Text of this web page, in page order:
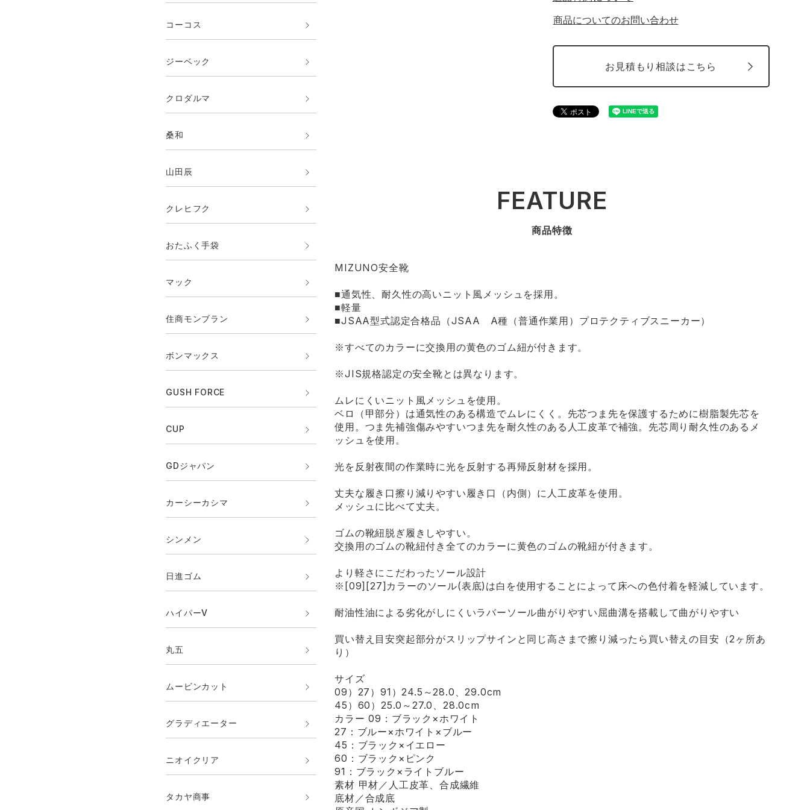
コーコス
ジーベック
クロダルマ
桑和
山田辰
クレヒフク
おたふく手袋
マック
住商モンブラン
ボンマックス
GUSH FORCE
CUP
GDジャパン
カーシーカシマ
シンメン
日進ゴム
ハイパーV
丸五
ムービンカット
グラディエーター
ニオイクリア
タカヤ商事
商品についてのお問い合わせ
お見積もり相談はこちら
FEATURE
商品特徴
MIZUNO安全靴
■通気性、耐久性の高いニット風メッシュを採用。
■軽量
■JSAA型式認定合格品（JSAA A種（普通作業用）プロテクティブスニーカー）
※すべてのカラーに交換用の黄色のゴム紐が付きます。
※JIS規格認定の安全靴とは異なります。
ムレにくいニット風メッシュを使用。
ベロ（甲部分）は通気性のある構造でムレにくく。先芯つま先を保護するために樹脂製先芯を
使用。つま先補強傷みやすいつま先を耐久性のある人工皮革で補強。先芯周り耐久性のあるメ
ッシュを使用。
光を反射夜間の作業時に光を反射する再帰反射材を採用。
丈夫な履き口擦り減りやすい履き口（内側）に人工皮革を使用。
メッシュに比べて丈夫。
ゴムの靴紐脱ぎ履きしやすい。
交換用のゴムの靴紐付き全てのカラーに黄色のゴムの靴紐が付きます。
より軽さにこだわったソール設計
※[09][27]カラーのソール(表底)は白を使用することによって床への色付着を軽減しています。
耐油性油による劣化がしにくいラバーソール曲がりやすい屈曲溝を搭載して曲がりやすい
買い替え目安突起部分がスリップサインと同じ高さまで擦り減ったら買い替えの目安（2ヶ所あ
り）
サイズ
09）27）91）24.5～28.0、29.0cm
45）60）25.0～27.0、28.0cm
カラー 09：ブラック×ホワイト
27：ブルー×ホワイト×ブルー
45：ブラック×イエロー
60：ブラック×ピンク
91：ブラック×ライトブルー
素材 甲材／人工皮革、合成繊維
底材／合成底